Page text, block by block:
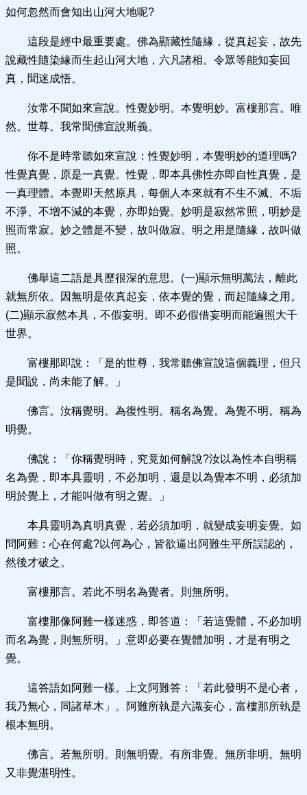
如何忽然而會知出山河大地呢?
這段是經中最重要處。佛為顯藏性隨緣，從真起妄，故先
說藏性隨染緣而生起山河大地，六凡諸相。令眾等能知妄回
真，聞迷成悟。
汝常不聞如來宣說。性覺妙明。本覺明妙。富樓那言。唯
然。世尊。我常聞佛宣說斯義。
你不是時常聽如來宣說：性覺妙明，本覺明妙的道理嗎?
性覺真覺，原是一真覺。性覺，即本具佛性亦即自性真覺，是
一真理體。本覺即天然原具，每個人本來就有不生不滅、不垢
不淨、不增不減的本覺，亦即始覺。妙明是寂然常照，明妙是
照而常寂。妙之體是不變，故叫做寂。明之用是隨緣，故叫做
照。
佛舉這二語是具歷很深的意思。(一)顯示無明萬法，離此
就無所依。因無明是依真起妄，依本覺的覺，而起隨緣之用。
(二)顯示寂然本具，不假妄明。即不必假借妄明而能遍照大千
世界。
富樓那即說：「是的世尊，我常聽佛宣說這個義理，但只
是聞說，尚未能了解。」
佛言。汝稱覺明。為復性明。稱名為覺。為覺不明。稱為
明覺。
佛說：「你稱覺明時，究竟如何解說?汝以為性本自明稱
名為覺，即本具靈明，不必加明，還是以為覺本不明，必須加
明於覺上，才能叫做有明之覺。」
本具靈明為真明真覺，若必須加明，就變成妄明妄覺。如
問阿難：心在何處?以何為心，皆欲逼出阿難生平所誤認的，
然後才破之。
富樓那言。若此不明名為覺者。則無所明。
富樓那像阿難一樣迷惑，即答道：「若這覺體，不必加明
而名為覺，則無所明。」意即必要在覺體加明，才是有明之
覺。
這答語如阿難一樣。上文阿難答：「若此發明不是心者，
我乃無心，同諸草木」。阿難所執是六識妄心，富樓那所執是
根本無明。
佛言。若無所明。則無明覺。有所非覺。無所非明。無明
又非覺湛明性。